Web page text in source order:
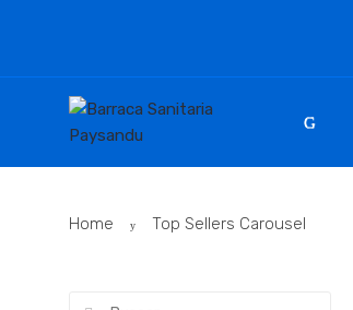
Home Top Sellers Carousel